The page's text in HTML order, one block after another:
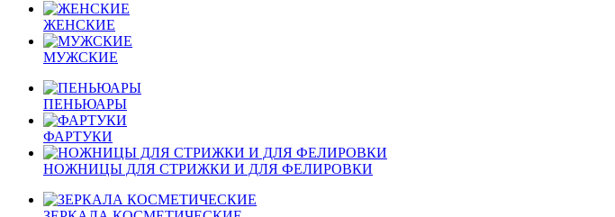
ЖЕНСКИЕ
МУЖСКИЕ
ПЕНЬЮАРЫ
ФАРТУКИ
НОЖНИЦЫ ДЛЯ СТРИЖКИ И ДЛЯ ФЕЛИРОВКИ